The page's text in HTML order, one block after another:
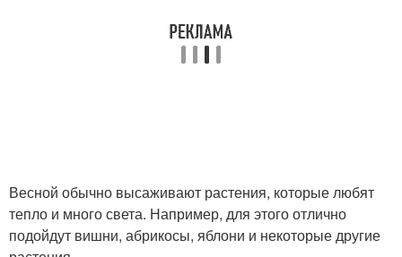
Весной обычно высаживают растения, которые любят
тепло и много света. Например, для этого отлично
подойдут вишни, абрикосы, яблони и некоторые другие